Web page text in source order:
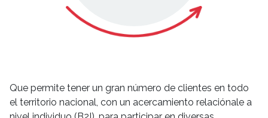
Que permite tener un gran número de clientes en todo
el territorio nacional, con un acercamiento relaciónale a